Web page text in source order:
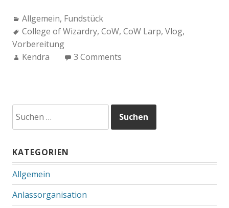
Categories:
Allgemein, Fundstück
Tags:
College of Wizardry, CoW, CoW Larp, Vlog,
Vorbereitung
Author:
Kendra 3 Comments
nach:
KATEGORIEN
Allgemein
Anlassorganisation